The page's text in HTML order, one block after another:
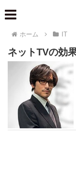
ホーム IT
ネットTVの効